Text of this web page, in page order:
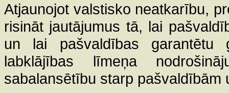
Atjaunojot valstisko neatkarību,
risināt jautājumus tā, lai
un lai pašvaldības garantētu
labklājības līmeņa
sabalansētību starp pašvaldībām